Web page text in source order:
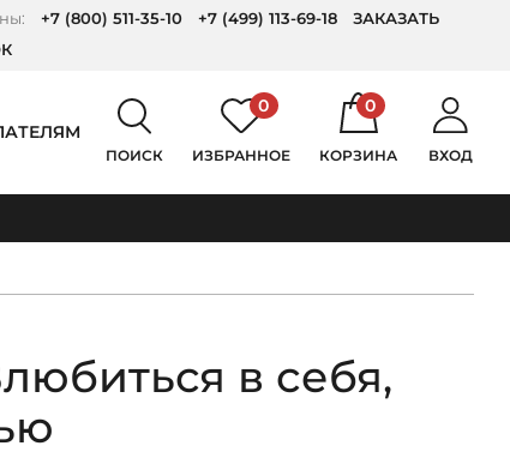
+7 (800) 511-35-10 +7 (499) 113-69-18
ЗАКАЗАТЬ
ПОИСК
0
ИЗБРАННОЕ
0
КОРЗИНА ВХОД
в себя,